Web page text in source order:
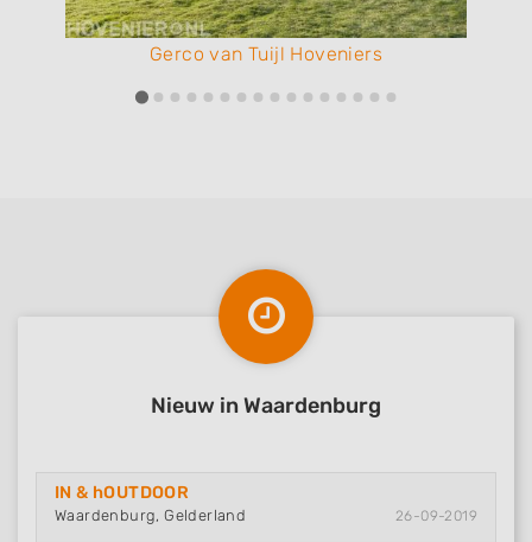
Gerco van Tuijl Hoveniers
Nieuw in Waardenburg
IN & hOUTDOOR
Waardenburg, Gelderland 26-09-2019